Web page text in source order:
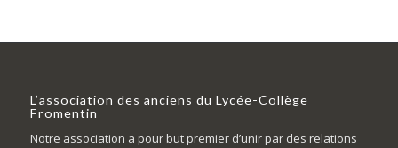
L’association des anciens du Lycée-Collège
Fromentin
Notre association a pour but premier d’unir par des relations